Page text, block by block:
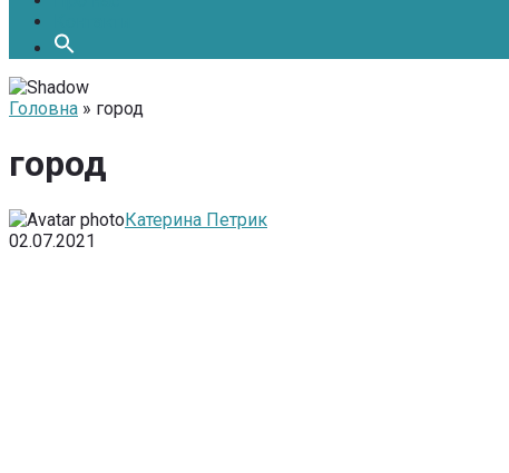
Головна » город
город
Катерина Петрик
02.07.2021